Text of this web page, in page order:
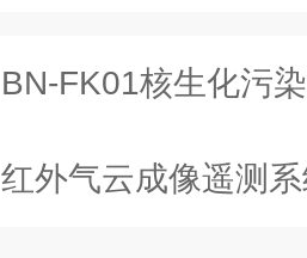
BN-FK01核生化污
红外气云成像遥测